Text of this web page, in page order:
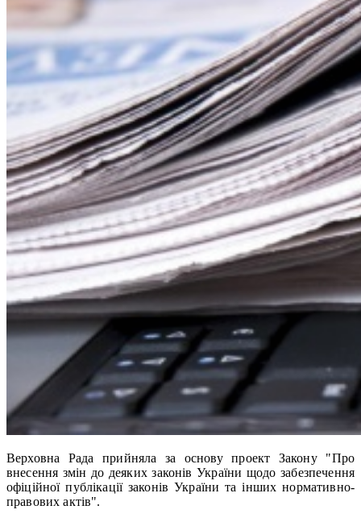
Верховна Рада прийняла за основу проект Закону "Про
внесення змін до деяких законів України щодо забезпечення
офіційної публікації законів України та інших нормативно-
правових актів".